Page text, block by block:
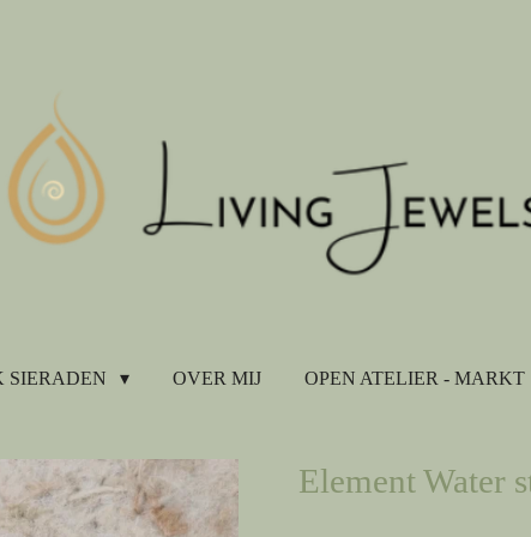
SIERADEN OVER MIJ OPEN ATELIER - MARKT
Element Water